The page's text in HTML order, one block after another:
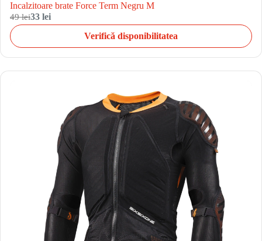
Incalzitoare brate Force Term Negru M
49 lei33 lei
Verifică disponibilitatea